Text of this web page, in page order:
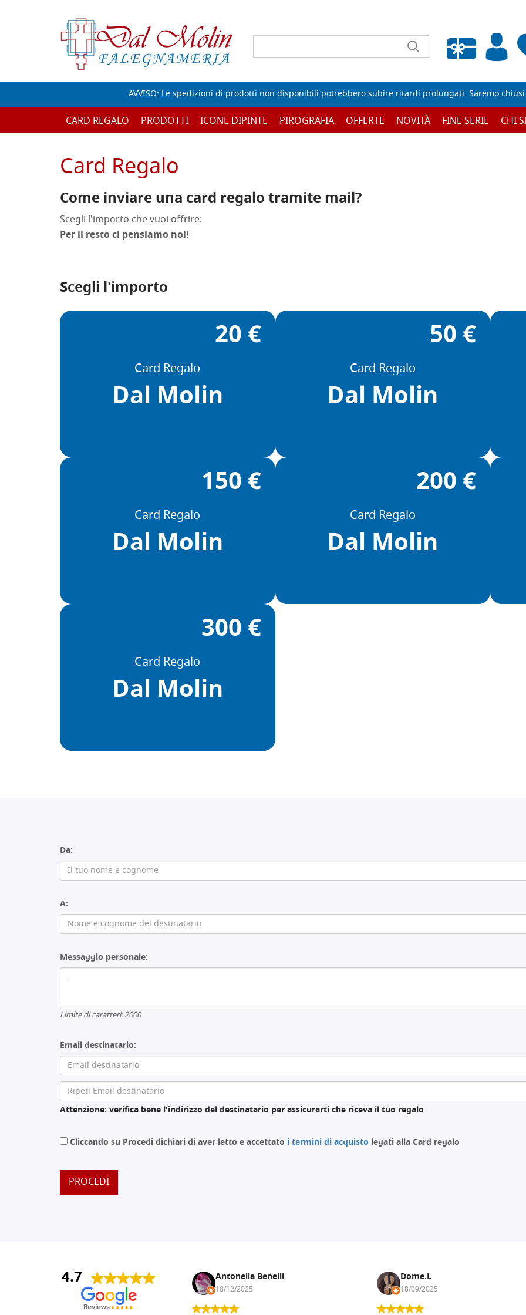
Wishlist vuota
AVVISO: Le spedizioni di prodotti non disponibili potrebbero subire ritardi prolungati. Saremo
CARD REGALO PRODOTTI ICONE DIPINTE PIROGRAFIA OFFERTE NOVITÀ FINE SERIE CHI
Card Regalo
Come inviare una card regalo tramite mail?
Scegli l'importo che vuoi offrire:
Per il resto ci pensiamo noi!
Scegli l'importo
20 €
Card Regalo
Dal Molin
50 €
Card Regalo
Dal Molin
150 €
Card Regalo
Dal Molin
200 €
Card Regalo
Dal Molin
300 €
Card Regalo
Dal Molin
Da:
A:
Messaggio personale:
Limite di caratteri:2000
Email destinatario:
Attenzione: verifica bene l'indirizzo del destinatario per assicurarti che riceva il tuo regalo
Cliccando su Procedi dichiari di aver letto e accettato i termini di acquisto legati alla Card regalo
PROCEDI
4.7
Andrea Monguzzi Antonella Benelli
18/12/2025
Dome.L
18/09/2025